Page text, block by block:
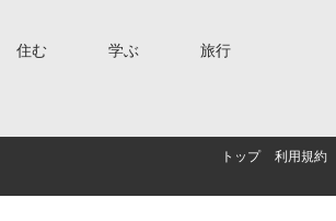
住む 学ぶ 旅行
トップ 利用規約